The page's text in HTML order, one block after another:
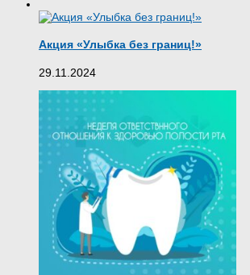
Акция «Улыбка без границ!»
29.11.2024